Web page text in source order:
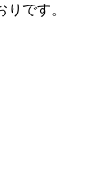
です。